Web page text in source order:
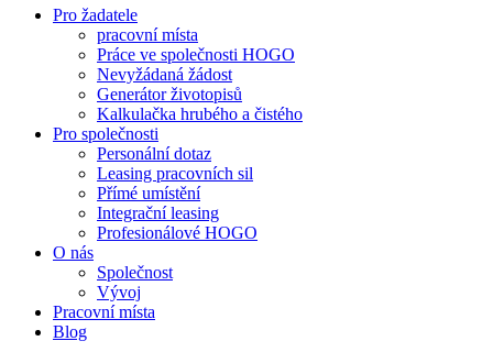
Pro žadatele
pracovní místa
Práce ve společnosti HOGO
Nevyžádaná žádost
Generátor životopisů
Kalkulačka hrubého a čistého
Pro společnosti
Personální dotaz
Leasing pracovních sil
Přímé umístění
Integrační leasing
Profesionálové HOGO
O nás
Společnost
Vývoj
Pracovní místa
Blog